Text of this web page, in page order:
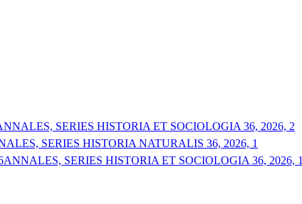
SERIES HISTORIA ET SOCIOLOGIA 36, 2026, 2
SERIES HISTORIA NATURALIS 36, 2026, 1
ANNALES, SERIES HISTORIA ET SOCIOLOGIA 36, 2026, 1